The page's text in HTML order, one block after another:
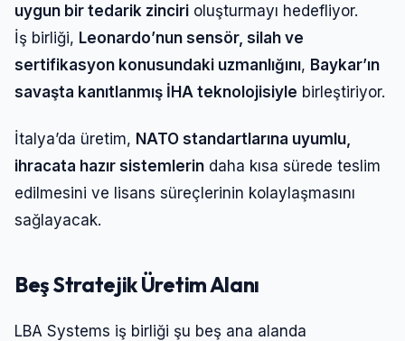
uygun bir tedarik zinciri oluşturmayı hedefliyor.
İş birliği, Leonardo’nun sensör, silah ve
sertifikasyon konusundaki uzmanlığını, Baykar’ın
savaşta kanıtlanmış İHA teknolojisiyle birleştiriyor.
İtalya’da üretim, NATO standartlarına uyumlu,
ihracata hazır sistemlerin daha kısa sürede teslim
edilmesini ve lisans süreçlerinin kolaylaşmasını
sağlayacak.
Beş Stratejik Üretim Alanı
LBA Systems iş birliği şu beş ana alanda